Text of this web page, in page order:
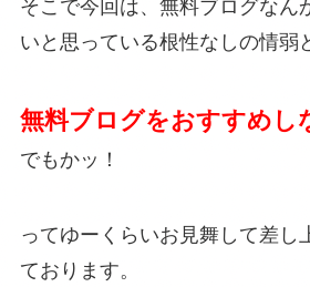
そこで今回は、無料ブログなん
いと思っている根性なしの情弱
無料ブログをおすすめし
でもかッ！
ってゆーくらいお見舞して差し
ております。